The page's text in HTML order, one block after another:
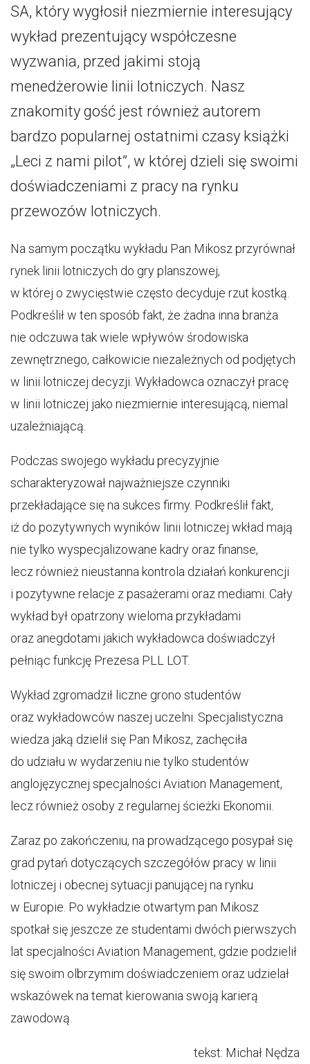
SA, który wygłosił niezmiernie interesujący
wykład prezentujący współczesne
wyzwania, przed jakimi stoją
menedżerowie linii lotniczych. Nasz
znakomity gość jest również autorem
bardzo popularnej ostatnimi czasy książki
„Leci z nami pilot”, w której dzieli się swoimi
doświadczeniami z pracy na rynku
przewozów lotniczych.
Na samym początku wykładu Pan Mikosz przyrównał
rynek linii lotniczych do gry planszowej,
w której o zwycięstwie często decyduje rzut kostką.
Podkreślił w ten sposób fakt, że żadna inna branża
nie odczuwa tak wiele wpływów środowiska
zewnętrznego, całkowicie niezależnych od podjętych
w linii lotniczej decyzji. Wykładowca oznaczył pracę
w linii lotniczej jako niezmiernie interesującą, niemal
uzależniającą.
Podczas swojego wykładu precyzyjnie
scharakteryzował najważniejsze czynniki
przekładające się na sukces firmy. Podkreślił fakt,
iż do pozytywnych wyników linii lotniczej wkład mają
nie tylko wyspecjalizowane kadry oraz finanse,
lecz również nieustanna kontrola działań konkurencji
i pozytywne relacje z pasażerami oraz mediami. Cały
wykład był opatrzony wieloma przykładami
oraz anegdotami jakich wykładowca doświadczył
pełniąc funkcję Prezesa PLL LOT.
Wykład zgromadził liczne grono studentów
oraz wykładowców naszej uczelni. Specjalistyczna
wiedza jaką dzielił się Pan Mikosz, zachęciła
do udziału w wydarzeniu nie tylko studentów
anglojęzycznej specjalności Aviation Management,
lecz również osoby z regularnej ścieżki Ekonomii.
Zaraz po zakończeniu, na prowadzącego posypał się
grad pytań dotyczących szczegółów pracy w linii
lotniczej i obecnej sytuacji panującej na rynku
w Europie. Po wykładzie otwartym pan Mikosz
spotkał się jeszcze ze studentami dwóch pierwszych
lat specjalności Aviation Management, gdzie podzielił
się swoim olbrzymim doświadczeniem oraz udzielał
wskazówek na temat kierowania swoją karierą
zawodową.
tekst: Michał Nędza